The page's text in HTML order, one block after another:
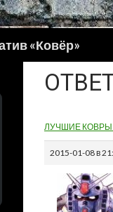
«Ковёр»
ЛУЧШИЕ КОВРЫ
2015-01-08 в